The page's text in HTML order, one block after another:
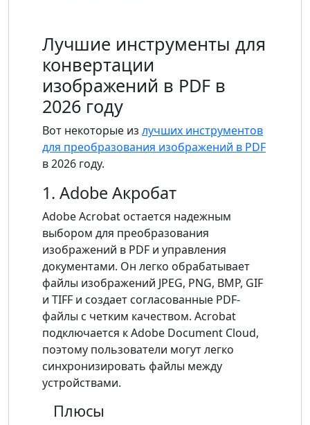
Лучшие инструменты для
конвертации
изображений в PDF в
2026 году
Вот некоторые из лучших инструментов
для преобразования изображений в PDF
в 2026 году.
1. Adobe Акробат
Adobe Acrobat остается надежным
выбором для преобразования
изображений в PDF и управления
документами. Он легко обрабатывает
файлы изображений JPEG, PNG, BMP, GIF
и TIFF и создает согласованные PDF-
файлы с четким качеством. Acrobat
подключается к Adobe Document Cloud,
поэтому пользователи могут легко
синхронизировать файлы между
устройствами.
Плюсы